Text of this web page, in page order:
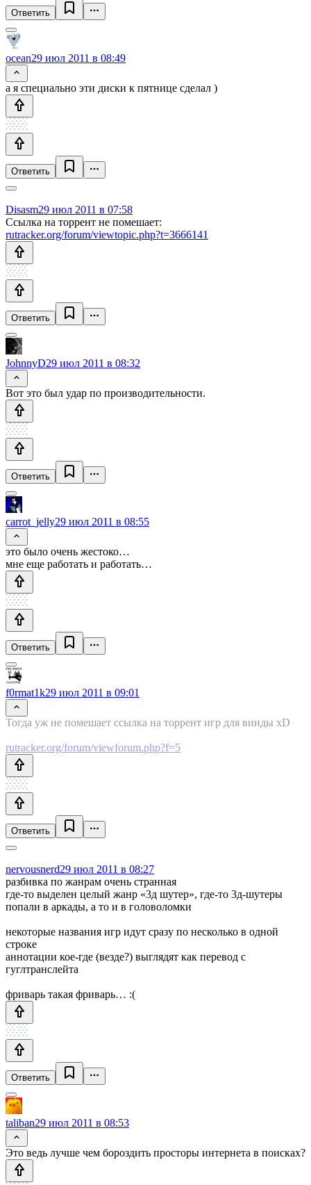
Ответить
ocean29 июл 2011 в 08:49
а я специально эти диски к пятнице сделал )
Ответить
Disasm29 июл 2011 в 07:58
Ссылка на торрент не помешает:
rutracker.org/forum/viewtopic.php?t=3666141
Ответить
JohnnyD29 июл 2011 в 08:32
Вот это был удар по производительности.
Ответить
carrot_jelly29 июл 2011 в 08:55
это было очень жестоко…
мне еще работать и работать…
Ответить
f0rmat1k29 июл 2011 в 09:01
Тогда уж не помешает ссылка на торрент игр для винды xD
rutracker.org/forum/viewforum.php?f=5
Ответить
nervousnerd29 июл 2011 в 08:27
разбивка по жанрам очень странная
где-то выделен целый жанр «3д шутер», где-то 3д-шутеры
попали в аркады, а то и в головоломки
некоторые названия игр идут сразу по несколько в одной
строке
аннотации кое-где (везде?) выглядят как перевод с
гуглтранслейта
фриварь такая фриварь… :(
Ответить
taliban29 июл 2011 в 08:53
Это ведь лучше чем бороздить просторы интернета в поисках?